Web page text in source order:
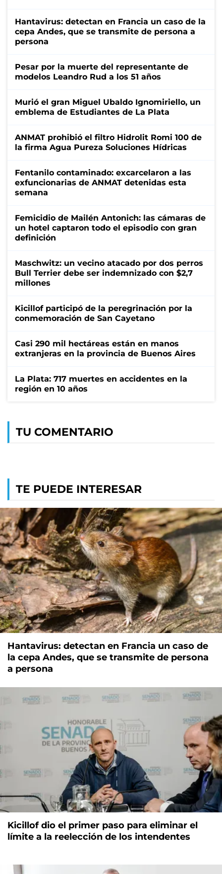
Hantavirus: detectan en Francia un caso de la
cepa Andes, que se transmite de persona a
persona
Pesar por la muerte del representante de
modelos Leandro Rud a los 51 años
Murió el gran Miguel Ubaldo Ignomiriello, un
emblema de Estudiantes de La Plata
ANMAT prohibió el filtro Hidrolit Romi 100 de
la firma Agua Pureza Soluciones Hídricas
Fentanilo contaminado: excarcelaron a las
exfuncionarias de ANMAT detenidas esta
semana
Femicidio de Mailén Antonich: las cámaras de
un hotel captaron todo el episodio con gran
definición
Maschwitz: un vecino atacado por dos perros
Bull Terrier debe ser indemnizado con $2,7
millones
Kicillof participó de la peregrinación por la
conmemoración de San Cayetano
Casi 290 mil hectáreas están en manos
extranjeras en la provincia de Buenos Aires
La Plata: 717 muertes en accidentes en la
región en 10 años
TU COMENTARIO
TE PUEDE INTERESAR
Hantavirus: detectan en Francia un caso de
la cepa Andes, que se transmite de persona
a persona
Kicillof dio el primer paso para eliminar el
límite a la reelección de los intendentes